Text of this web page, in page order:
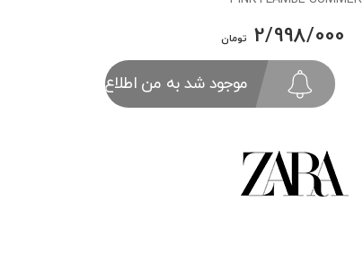
2/998/000 تومان
موجود شد به من اطلاع بده